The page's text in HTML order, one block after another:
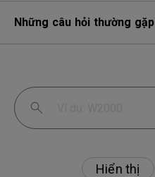
Những câu hỏi thường gặp
Hiển thị